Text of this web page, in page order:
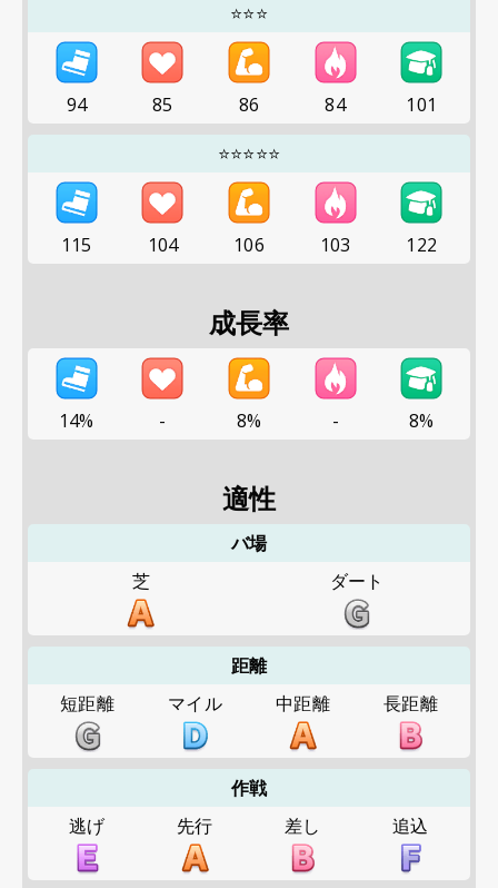
⭐⭐⭐
94 85 86 84
101
⭐⭐⭐⭐⭐
115 104 106 103 122
成長率
14% - 8% - 8%
適性
バ場
芝
ダート
距離
短距離
マイル 中距離 長距離
作戦
逃げ
先行 差し 追込